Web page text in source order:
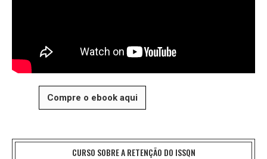
Compre o ebook aqui
CURSO SOBRE A RETENÇÃO DO ISSQN